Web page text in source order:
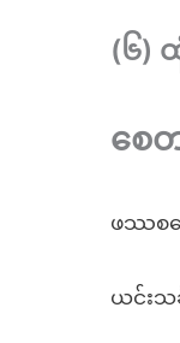
(၆)
စေ
ဖဿစသ
ယင်းသ